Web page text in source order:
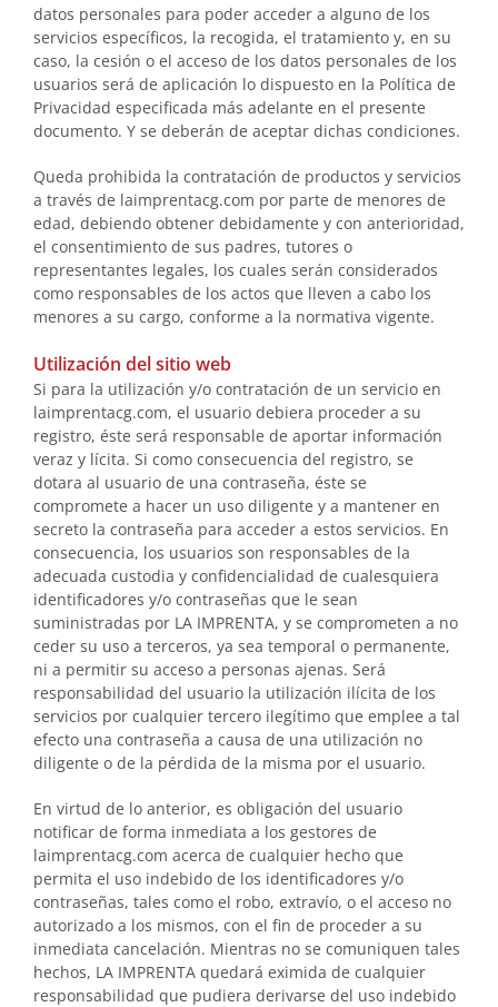
datos personales para poder acceder a alguno de los
servicios específicos, la recogida, el tratamiento y, en su
caso, la cesión o el acceso de los datos personales de los
usuarios será de aplicación lo dispuesto en la Política de
Privacidad especificada más adelante en el presente
documento. Y se deberán de aceptar dichas condiciones.
Queda prohibida la contratación de productos y servicios
a través de laimprentacg.com por parte de menores de
edad, debiendo obtener debidamente y con anterioridad,
el consentimiento de sus padres, tutores o
representantes legales, los cuales serán considerados
como responsables de los actos que lleven a cabo los
menores a su cargo, conforme a la normativa vigente.
Utilización del sitio web
Si para la utilización y/o contratación de un servicio en
laimprentacg.com, el usuario debiera proceder a su
registro, éste será responsable de aportar información
veraz y lícita. Si como consecuencia del registro, se
dotara al usuario de una contraseña, éste se
compromete a hacer un uso diligente y a mantener en
secreto la contraseña para acceder a estos servicios. En
consecuencia, los usuarios son responsables de la
adecuada custodia y confidencialidad de cualesquiera
identificadores y/o contraseñas que le sean
suministradas por LA IMPRENTA, y se comprometen a no
ceder su uso a terceros, ya sea temporal o permanente,
ni a permitir su acceso a personas ajenas. Será
responsabilidad del usuario la utilización ilícita de los
servicios por cualquier tercero ilegítimo que emplee a tal
efecto una contraseña a causa de una utilización no
diligente o de la pérdida de la misma por el usuario.
En virtud de lo anterior, es obligación del usuario
notificar de forma inmediata a los gestores de
laimprentacg.com acerca de cualquier hecho que
permita el uso indebido de los identificadores y/o
contraseñas, tales como el robo, extravío, o el acceso no
autorizado a los mismos, con el fin de proceder a su
inmediata cancelación. Mientras no se comuniquen tales
hechos, LA IMPRENTA quedará eximida de cualquier
responsabilidad que pudiera derivarse del uso indebido